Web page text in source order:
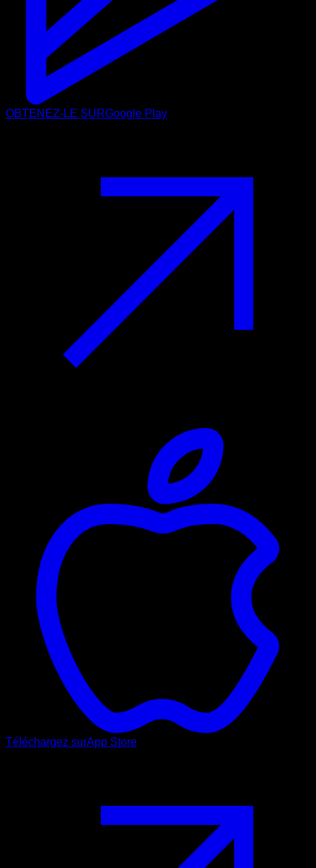
OBTENEZ-LE SURGoogle Play
Téléchargez surApp Store